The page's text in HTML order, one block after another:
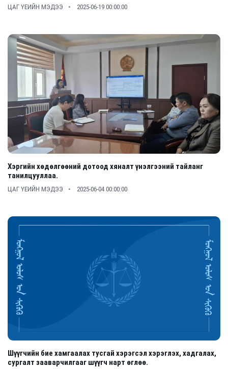
ЦАГ ҮЕИЙН МЭДЭЭ 2025-06-19 00:00:00
Хэргийн хөдөлгөөний дотоод хяналт үнэлгээний тайланг
танилцууллаа.
ЦАГ ҮЕИЙН МЭДЭЭ 2025-06-04 00:00:00
Шүүгчийн бие хамгаалах тусгай хэрэгсэл хэрэглэх, хадгалах,
сургалт зааварчилгааг шүүгч нарт өглөө.